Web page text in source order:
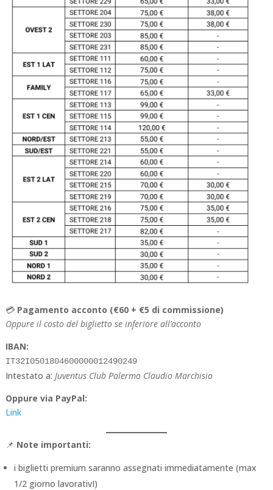
💳 Pagamento acconto (€60 + €5 di commissione)
Oppure il costo del biglietto se inferiore all’acconto
IBAN:
IT32I0501804600000012490249
Intestato a: Juventus Club Palermo Claudio Marchisio
Oppure via PayPal:
Link
📌 Note importanti:
i biglietti premium saranno assegnati immediatamente (max
1/2 giorno lavorativI)